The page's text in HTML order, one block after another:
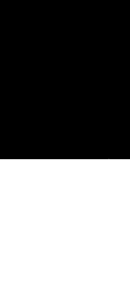
供を目的としており、投資